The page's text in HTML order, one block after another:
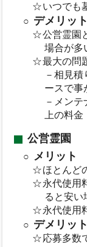
いつでも
デメリット
公営霊園
場合が多
最大の問
－相見
ースで事
－メン
上の料
公営霊園
メリット
ほとんど
永代使用
ると安い
永代使用
デメリット
応募多数